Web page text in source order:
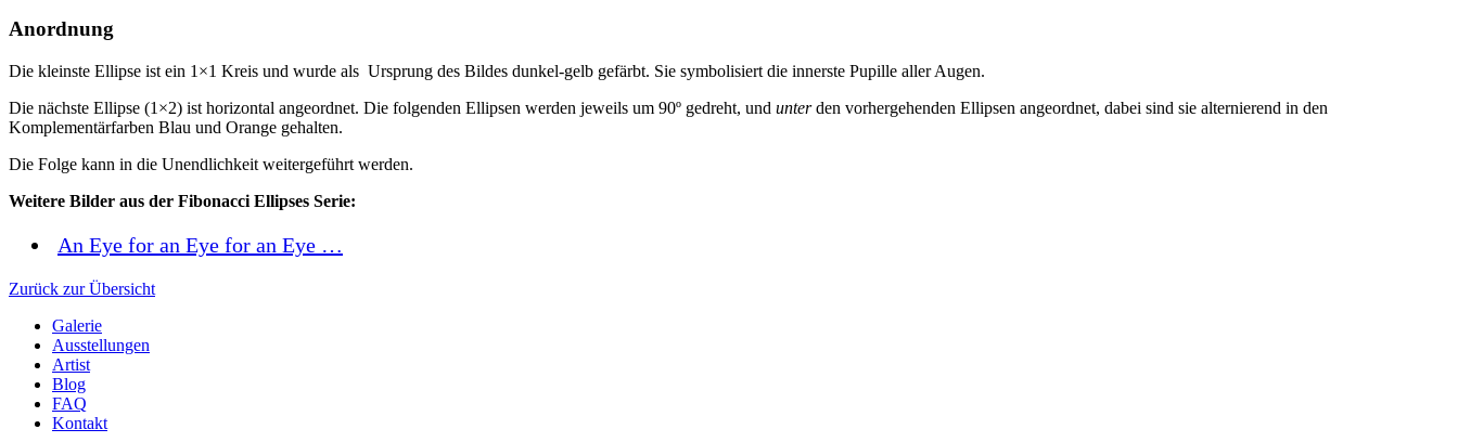
Anordnung
Die kleinste Ellipse ist ein 1×1 Kreis und wurde als Ursprung des Bildes dunkel-gelb gefärbt. Sie symbolisiert die innerste Pupille aller Augen.
Die nächste Ellipse (1×2) ist horizontal angeordnet. Die folgenden Ellipsen werden jeweils um 90º gedreht, und unterden vorhergehenden Ellipsen angeordnet, dabei sind sie alternierend in den
Komplementärfarben Blau und Orange gehalten.
Die Folge kann in die Unendlichkeit weitergeführt werden.
Weitere Bilder aus der Fibonacci Ellipses Serie:
An Eye for an Eye for an Eye …
Zurück zur Übersicht
Galerie
Ausstellungen
Artist
Blog
FAQ
Kontakt